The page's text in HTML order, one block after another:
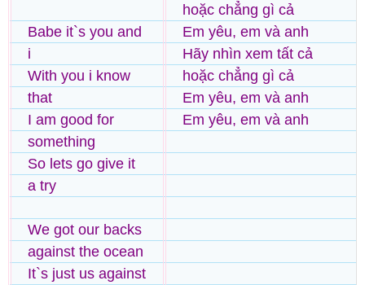
Babe it`s you and
i
With you i know
that
I am good for
something
So lets go give it
a try
We got our backs
against the ocean
It`s just us against
hoặc chẳng gì cả
Em yêu, em và anh
Hãy nhìn xem tất cả
hoặc chẳng gì cả
Em yêu, em và anh
Em yêu, em và anh